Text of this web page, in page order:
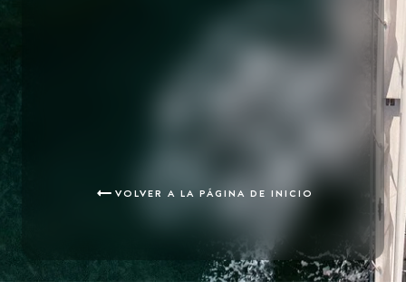
VOLVER A LA PÁGINA DE INICIO